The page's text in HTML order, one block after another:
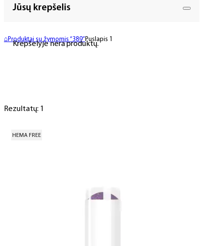
Jūsų krepšelis
Krepšelyje nėra produktų.
⌂ Produktai su žymomis “389” Puslapis 1
Rezultatų: 1
HEMA FREE